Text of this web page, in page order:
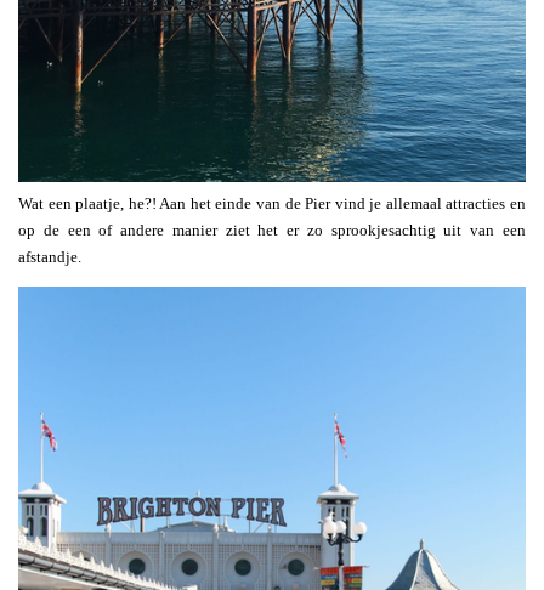
Wat een plaatje, he?! Aan het einde van de Pier vind je allemaal attracties en
op de een of andere manier ziet het er zo sprookjesachtig uit van een
afstandje.